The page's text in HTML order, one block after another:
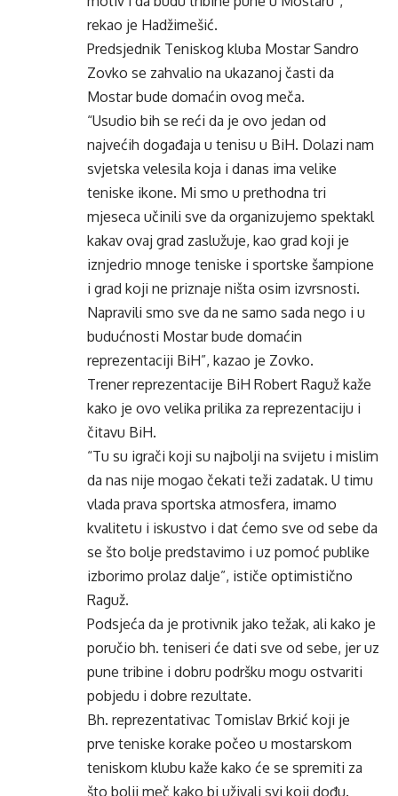
rekao je Hadžimešić.
Predsjednik Teniskog kluba Mostar Sandro
Zovko se zahvalio na ukazanoj časti da
Mostar bude domaćin ovog meča.
“Usudio bih se reći da je ovo jedan od
najvećih događaja u tenisu u BiH. Dolazi nam
svjetska velesila koja i danas ima velike
teniske ikone. Mi smo u prethodna tri
mjeseca učinili sve da organizujemo spektakl
kakav ovaj grad zaslužuje, kao grad koji je
iznjedrio mnoge teniske i sportske šampione
i grad koji ne priznaje ništa osim izvrsnosti.
Napravili smo sve da ne samo sada nego i u
budućnosti Mostar bude domaćin
reprezentaciji BiH”, kazao je Zovko.
Trener reprezentacije BiH Robert Raguž kaže
kako je ovo velika prilika za reprezentaciju i
čitavu BiH.
“Tu su igrači koji su najbolji na svijetu i mislim
da nas nije mogao čekati teži zadatak. U timu
vlada prava sportska atmosfera, imamo
kvalitetu i iskustvo i dat ćemo sve od sebe da
se što bolje predstavimo i uz pomoć publike
izborimo prolaz dalje”, ističe optimistično
Raguž.
Podsjeća da je protivnik jako težak, ali kako je
poručio bh. teniseri će dati sve od sebe, jer uz
pune tribine i dobru podršku mogu ostvariti
pobjedu i dobre rezultate.
Bh. reprezentativac Tomislav Brkić koji je
prve teniske korake počeo u mostarskom
teniskom klubu kaže kako će se spremiti za
što bolji meč kako bi uživali svi koji dođu.